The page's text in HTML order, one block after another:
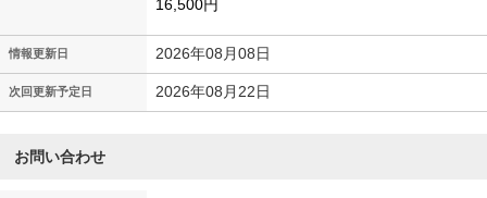
16,500円
情報更新日 2026年08月08日
次回更新予定日 2026年08月22日
お問い合わせ